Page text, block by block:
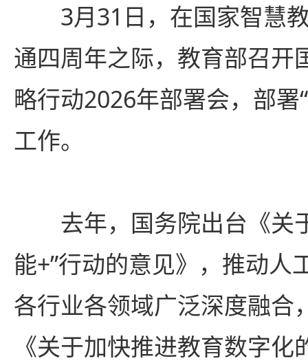
3月31日，在国家智慧教
通四周年之际，教育部召开
略行动2026年部署会，部署
工作。
去年，国务院出台《关
能+”行动的意见》，推动人
各行业各领域广泛深度融合
《关于加快推进教育数字化